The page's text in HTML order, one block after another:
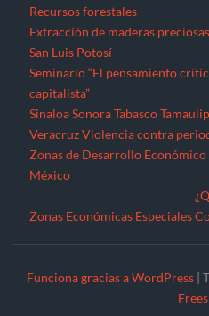
Recursos forestales
Extracción de maderas
San Luis Potosí
Seminario “El pensamiento
capitalista”
Sinaloa Sonora Tabasco
Veracruz Violencia contra
Zonas de Desarrollo Económico
México
Zonas Económicas Especiales
Funciona gracias a WordPress |